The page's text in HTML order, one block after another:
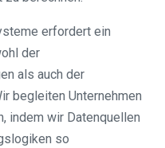
erfordert ein
der
als auch der
begleiten Unternehmen
indem wir Datenquellen
so